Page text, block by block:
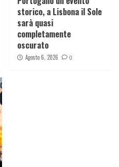
storico, a Lisbona il Sole
sarà quasi
completamente
oscurato
Agosto 6, 2026 0